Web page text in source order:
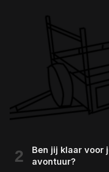
Ben jij klaar voor
avontuur?